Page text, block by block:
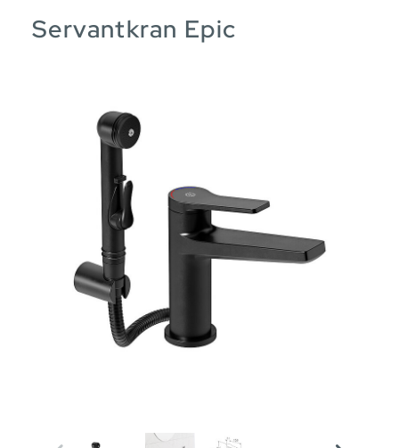
Servantkran Epic